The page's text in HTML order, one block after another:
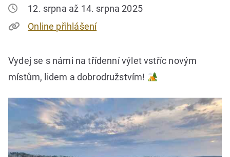
12. srpna až 14. srpna 2025
Online přihlášení
Vydej se s námi na třídenní výlet vstříc novým
místům, lidem a dobrodružstvím!